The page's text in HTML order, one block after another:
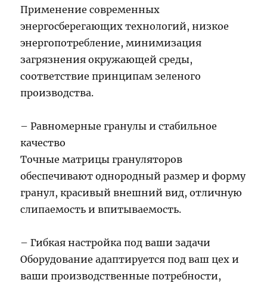
Применение современных
энергосберегающих технологий, низкое
энергопотребление, минимизация
загрязнения окружающей среды,
соответствие принципам зеленого
производства.
– Равномерные гранулы и стабильное
качество
Точные матрицы грануляторов
обеспечивают однородный размер и форму
гранул, красивый внешний вид, отличную
слипаемость и впитываемость.
– Гибкая настройка под ваши задачи
Оборудование адаптируется под ваш цех и
ваши производственные потребности,